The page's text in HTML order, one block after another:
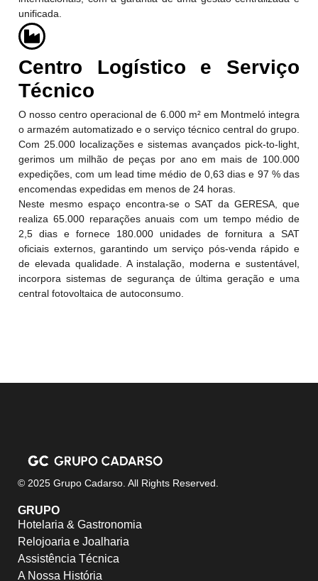
unificada.
Centro Logístico e Serviço
Técnico
O nosso centro operacional de 6.000 m² em Montmeló integra
o armazém automatizado e o serviço técnico central do grupo.
Com 25.000 localizações e sistemas avançados pick-to-light,
gerimos um milhão de peças por ano em mais de 100.000
expedições, com um lead time médio de 0,63 dias e 97 % das
encomendas expedidas em menos de 24 horas.
Neste mesmo espaço encontra-se o SAT da GERESA, que
realiza 65.000 reparações anuais com um tempo médio de
2,5 dias e fornece 180.000 unidades de fornitura a SAT
oficiais externos, garantindo um serviço pós-venda rápido e
de elevada qualidade. A instalação, moderna e sustentável,
incorpora sistemas de segurança de última geração e uma
central fotovoltaica de autoconsumo.
© 2025 Grupo Cadarso. All Rights Reserved.
GRUPO
Hotelaria & Gastronomia
Relojoaria e Joalharia
Assistência Técnica
A Nossa História